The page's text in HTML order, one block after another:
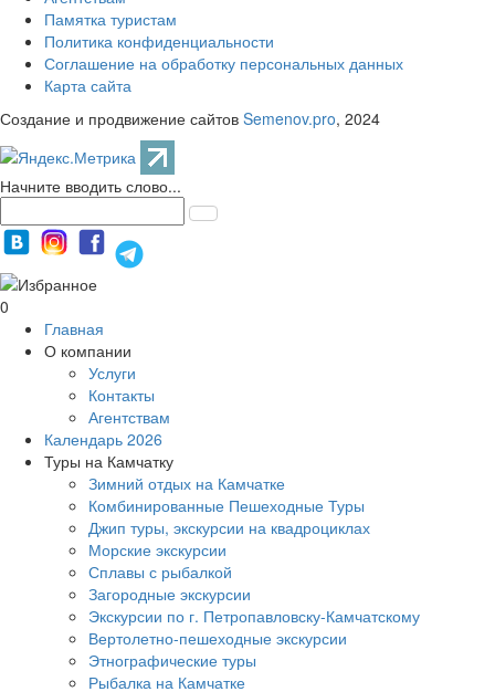
Памятка туристам
Политика конфиденциальности
Соглашение на обработку персональных данных
Карта сайта
Создание и продвижение сайтов Semenov.pro, 2024
Начните вводить слово...
0
Главная
О компании
Услуги
Контакты
Агентствам
Календарь 2026
Туры на Камчатку
Зимний отдых на Камчатке
Комбинированные Пешеходные Туры
Джип туры, экскурсии на квадроциклах
Морские экскурсии
Сплавы с рыбалкой
Загородные экскурсии
Экскурсии по г. Петропавловску-Камчатскому
Вертолетно-пешеходные экскурсии
Этнографические туры
Рыбалка на Камчатке